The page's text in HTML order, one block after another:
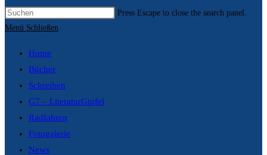
Press Escape to close the search panel.
Menü Schließen
Home
Bücher
Schreiben
G7 – LiteraturGipfel
Radfahren
Fotogalerie
News